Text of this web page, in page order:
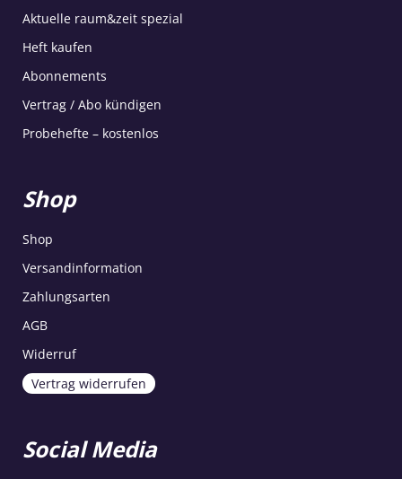
Aktuelle raum&zeit spezial
Heft kaufen
Abonnements
Vertrag / Abo kündigen
Probehefte – kostenlos
Shop
Shop
Versandinformation
Zahlungsarten
AGB
Widerruf
Vertrag widerrufen
Social Media